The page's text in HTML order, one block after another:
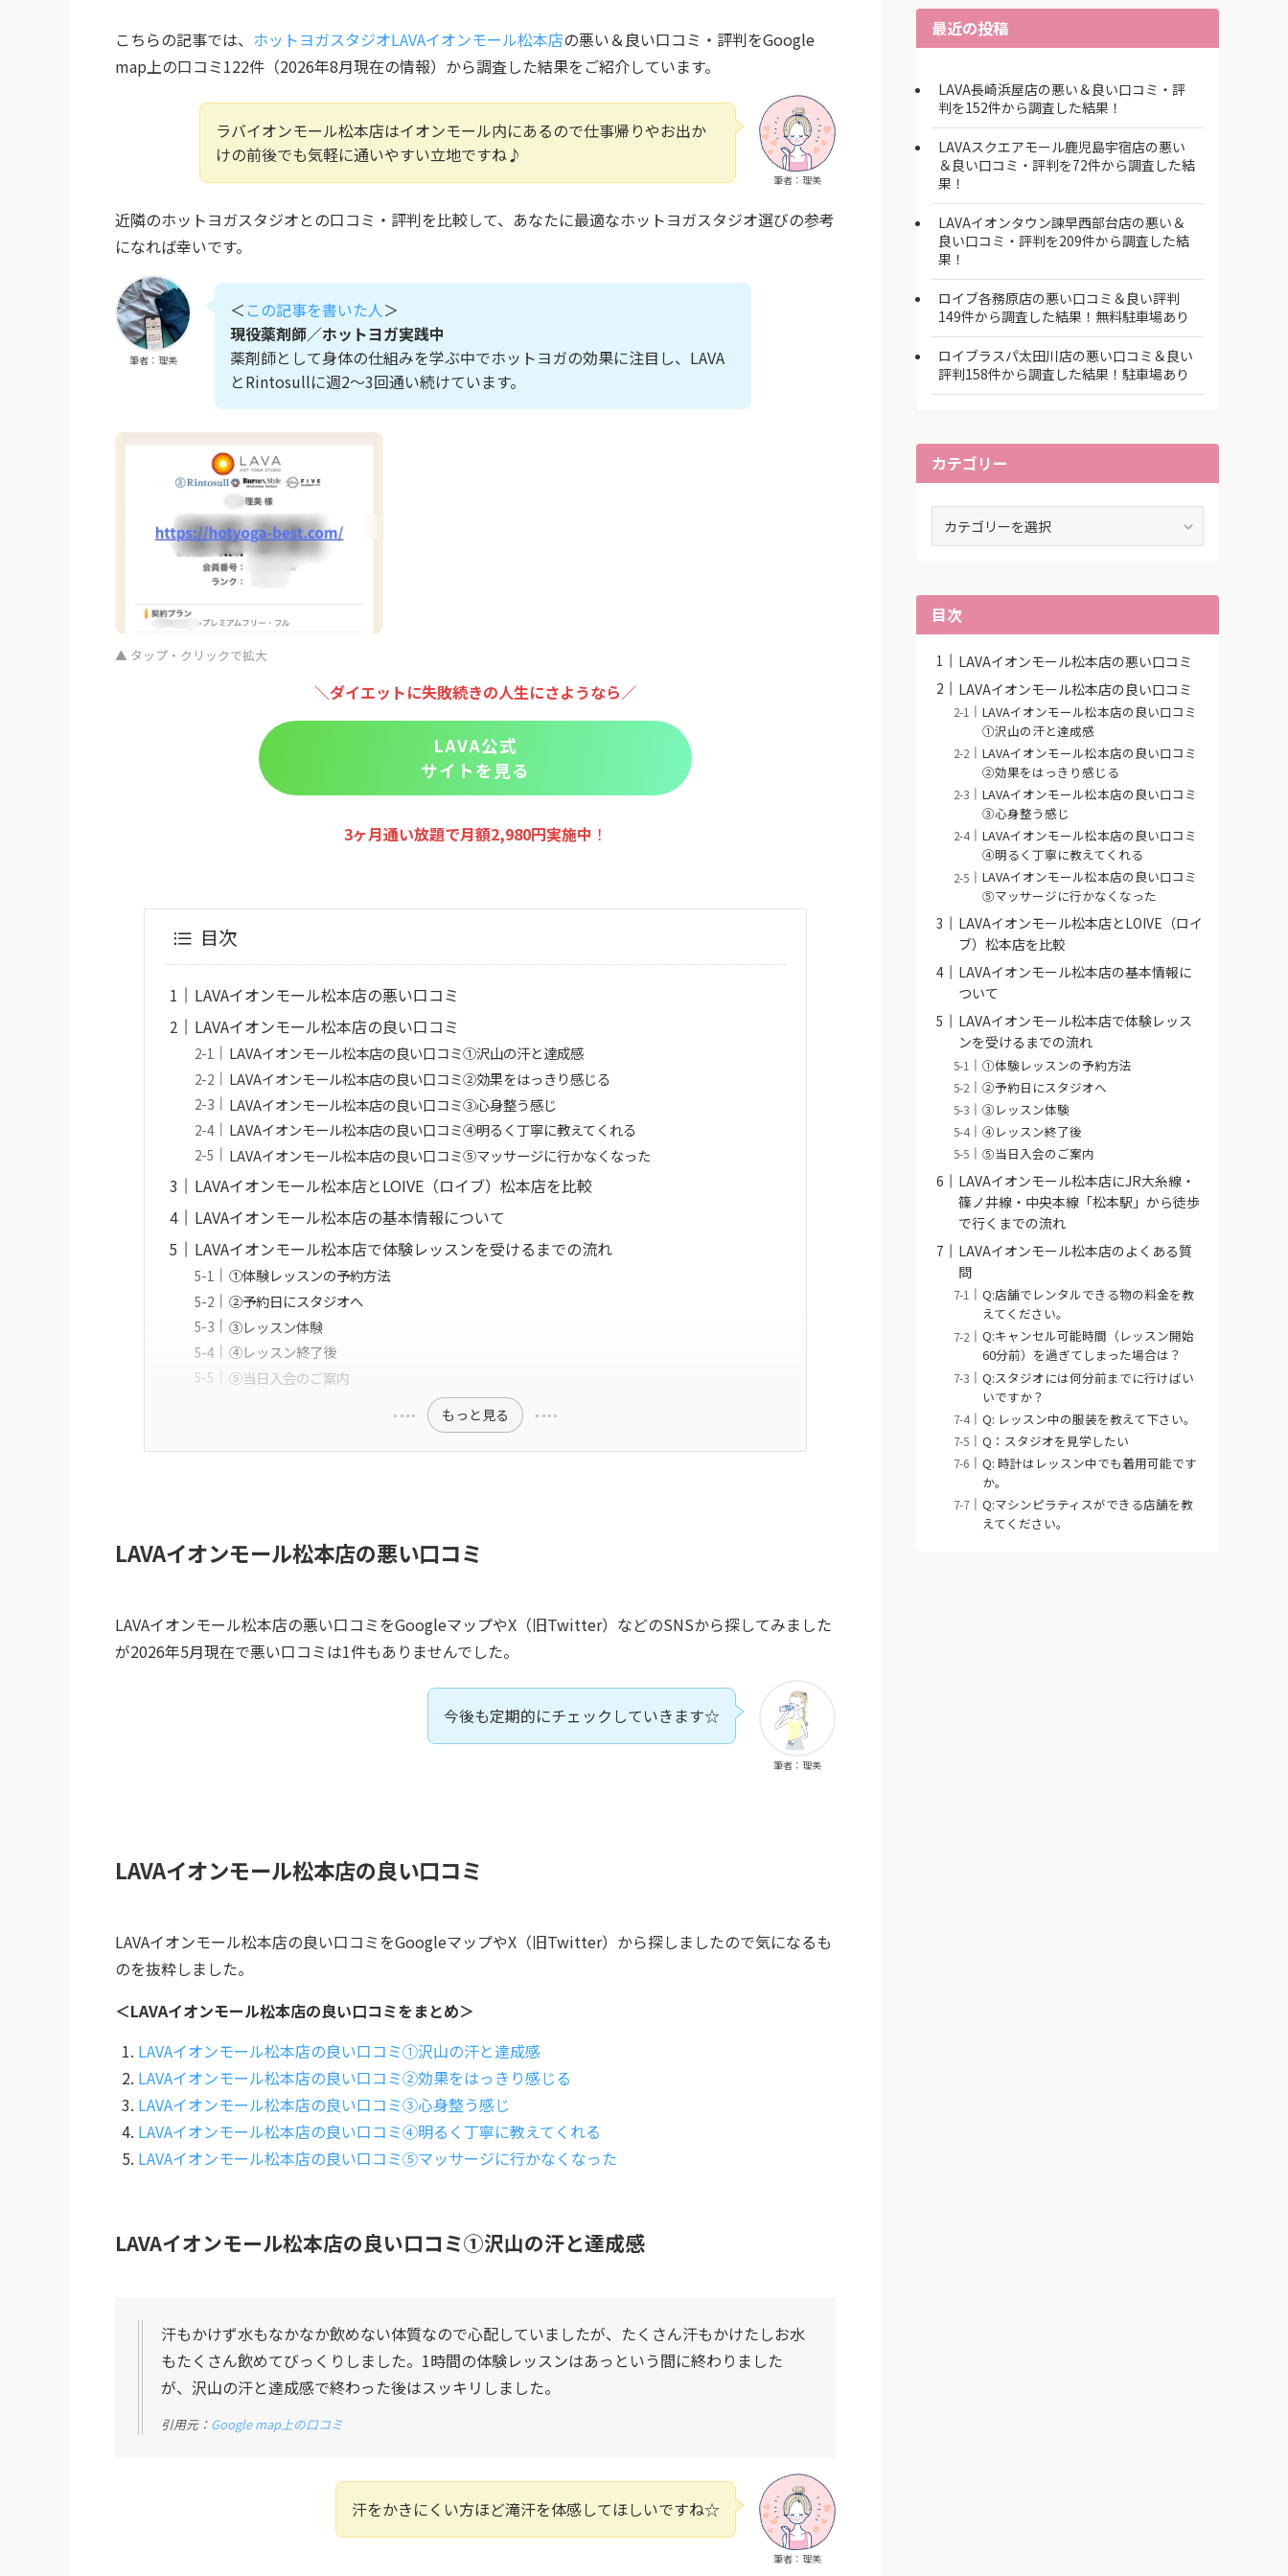
こちらの記事では、 ホットヨガスタジオLAVAイオンモール松本店の悪い＆良い口コミ・評判をGoogle
map上の口コミ122件（2026年8月現在の情報）から調査した結果をご紹介しています。
筆者：理美
ラバイオンモール松本店はイオンモール内にあるので仕事帰りやお出か
けの前後でも気軽に通いやすい立地ですね♪
近隣のホットヨガスタジオとの口コミ・評判を比較して、あなたに最適なホットヨガスタジオ選びの参考
になれば幸いです。
筆者：理美
＜ この記事を書いた人＞
現役薬剤師／ホットヨガ実践中
薬剤師として身体の仕組みを学ぶ中でホットヨガの効果に注目し、LAVA
とRintosullに週2〜3回通い続けています。
▲ タップ・クリックで拡大
＼ダイエットに失敗続きの人生にさようなら／
LAVA公式
サイトを見る
3ヶ月通い放題で月額2,980円実施中 ！
目次
LAVAイオンモール松本店の悪い口コミ
LAVAイオンモール松本店の良い口コミ
LAVAイオンモール松本店の良い口コミ①沢山の汗と達成感
LAVAイオンモール松本店の良い口コミ②効果をはっきり感じる
LAVAイオンモール松本店の良い口コミ③心身整う感じ
LAVAイオンモール松本店の良い口コミ④明るく丁寧に教えてくれる
LAVAイオンモール松本店の良い口コミ⑤マッサージに行かなくなった
LAVAイオンモール松本店とLOIVE（ロイブ）松本店を比較
LAVAイオンモール松本店の基本情報について
LAVAイオンモール松本店で体験レッスンを受けるまでの流れ
①体験レッスンの予約方法
②予約日にスタジオへ
③レッスン体験
④レッスン終了後
⑤当日入会のご案内
もっと見る
LAVAイオンモール松本店の悪い口コミ
LAVAイオンモール松本店の悪い口コミをGoogleマップやX（旧Twitter）などのSNSから探してみました
が2026年5月現在で悪い口コミは1件もありませんでした。
筆者：理美
今後も定期的にチェックしていきます☆
LAVAイオンモール松本店の良い口コミ
LAVAイオンモール松本店の良い口コミをGoogleマップやX（旧Twitter）から探しましたので気になるも
のを抜粋しました。
＜LAVAイオンモール松本店の良い口コミをまとめ＞
LAVAイオンモール松本店の良い口コミ①沢山の汗と達成感
LAVAイオンモール松本店の良い口コミ②効果をはっきり感じる
LAVAイオンモール松本店の良い口コミ③心身整う感じ
LAVAイオンモール松本店の良い口コミ④明るく丁寧に教えてくれる
LAVAイオンモール松本店の良い口コミ⑤マッサージに行かなくなった
LAVAイオンモール松本店の良い口コミ①沢山の汗と達成感
汗もかけず水もなかなか飲めない体質なので心配していましたが、たくさん汗もかけたしお水
もたくさん飲めてびっくりしました。1時間の体験レッスンはあっという間に終わりました
が、沢山の汗と達成感で終わった後はスッキリしました。
引用元： Google map上の口コミ
筆者：理美
汗をかきにくい方ほど滝汗を体感してほしいですね☆
最近の投稿
LAVA長崎浜屋店の悪い＆良い口コミ・評
判を152件から調査した結果！
LAVAスクエアモール鹿児島宇宿店の悪い
＆良い口コミ・評判を72件から調査した結
果！
LAVAイオンタウン諫早西部台店の悪い＆
良い口コミ・評判を209件から調査した結
果！
ロイブ各務原店の悪い口コミ＆良い評判
149件から調査した結果！無料駐車場あり
ロイブラスパ太田川店の悪い口コミ＆良い
評判158件から調査した結果！駐車場あり
カテゴリー
ー
目次
LAVAイオンモール松本店の悪い口コミ
LAVAイオンモール松本店の良い口コミ
LAVAイオンモール松本店の良い口コミ
①沢山の汗と達成感
LAVAイオンモール松本店の良い口コミ
②効果をはっきり感じる
LAVAイオンモール松本店の良い口コミ
③心身整う感じ
LAVAイオンモール松本店の良い口コミ
④明るく丁寧に教えてくれる
LAVAイオンモール松本店の良い口コミ
⑤マッサージに行かなくなった
LAVAイオンモール松本店とLOIVE（ロイ
ブ）松本店を比較
LAVAイオンモール松本店の基本情報に
ついて
LAVAイオンモール松本店で体験レッス
ンを受けるまでの流れ
①体験レッスンの予約方法
②予約日にスタジオへ
③レッスン体験
④レッスン終了後
⑤当日入会のご案内
LAVAイオンモール松本店にJR大糸線・
篠ノ井線・中央本線「松本駅」から徒歩
で行くまでの流れ
LAVAイオンモール松本店のよくある質
問
Q:店舗でレンタルできる物の料金を教
えてください。
Q:キャンセル可能時間（レッスン開始
60分前）を過ぎてしまった場合は？
Q:スタジオには何分前までに行けばい
いですか？
Q: レッスン中の服装を教えて下さい。
Q：スタジオを見学したい
Q: 時計はレッスン中でも着用可能です
か。
Q:マシンピラティスができる店舗を教
えてください。